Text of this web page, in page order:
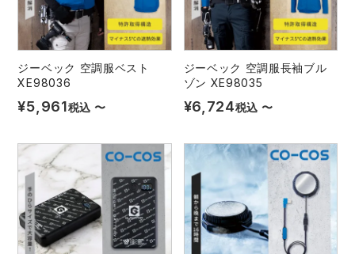
ジーベック 空調服ベスト
XE98036
¥5,961税込 〜
ジーベック 空調服長袖ブル
ゾン XE98035
¥6,724税込 〜